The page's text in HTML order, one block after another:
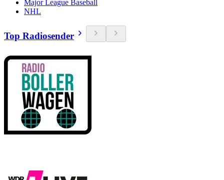
Major League Baseball
NHL
Top Radiosender